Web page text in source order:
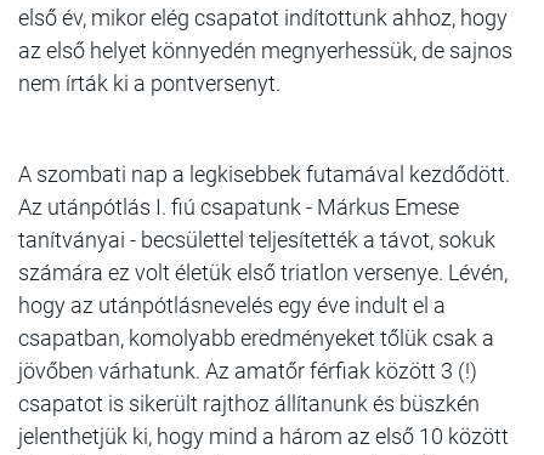
első év, mikor elég csapatot indítottunk ahhoz, hogy
az első helyet könnyedén megnyerhessük, de sajnos
nem írták ki a pontversenyt.
A szombati nap a legkisebbek futamával kezdődött.
Az utánpótlás I. fiú csapatunk - Márkus Emese
tanítványai - becsülettel teljesítették a távot, sokuk
számára ez volt életük első triatlon versenye. Lévén,
hogy az utánpótlásnevelés egy éve indult el a
csapatban, komolyabb eredményeket tőlük csak a
jövőben várhatunk. Az amatőr férfiak között 3 (!)
csapatot is sikerült rajthoz állítanunk és büszkén
jelenthetjük ki, hogy mind a három az első 10 között